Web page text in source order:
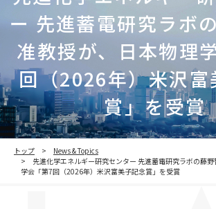
ー 先進蓄電研究ラボ
准教授が、日本物理
回（2026年）米沢富
賞」を受賞
トップ
News & Topics
先進化学エネルギー研究センター 先進蓄電研究ラボの藤
学会「第7回（2026年）米沢富美子記念賞」を受賞